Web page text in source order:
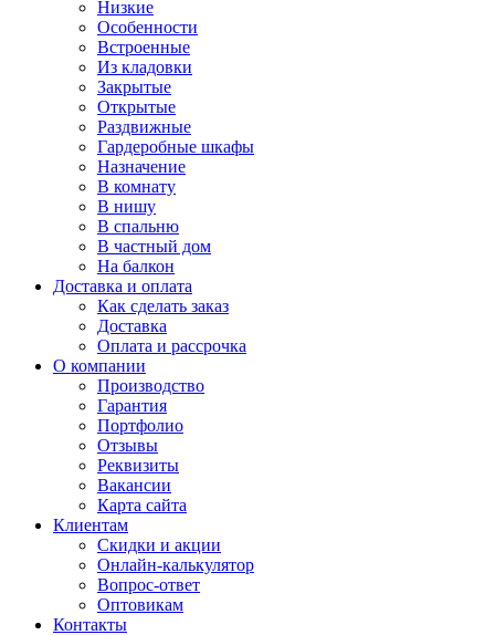
Низкие
Особенности
Встроенные
Из кладовки
Закрытые
Открытые
Раздвижные
Гардеробные шкафы
Назначение
В комнату
В нишу
В спальню
В частный дом
На балкон
Доставка и оплата
Как сделать заказ
Доставка
Оплата и рассрочка
О компании
Производство
Гарантия
Портфолио
Отзывы
Реквизиты
Вакансии
Карта сайта
Клиентам
Скидки и акции
Онлайн-калькулятор
Вопрос-ответ
Оптовикам
Контакты